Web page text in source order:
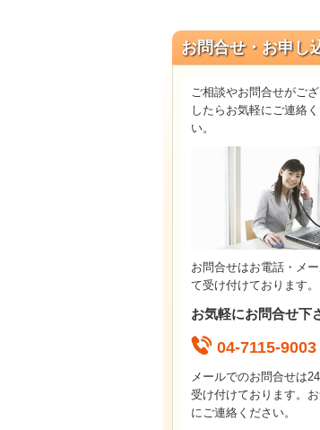
お問合せ・お申し
ご相談やお問合せがござ
したらお気軽にご連絡く
い。
お問合せはお電話・メ
て受け付けております。
お気軽にお問合せ下
04-7115-9003
メールでのお問合せは
受け付けております。
にご連絡ください。